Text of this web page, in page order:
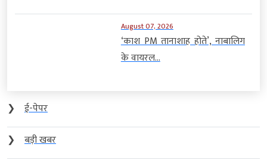
August 07, 2026
‘काश PM तानाशाह होते’, नाबालिग
के वायरल...
❯
ई-पेपर
❯
बड़ी खबर